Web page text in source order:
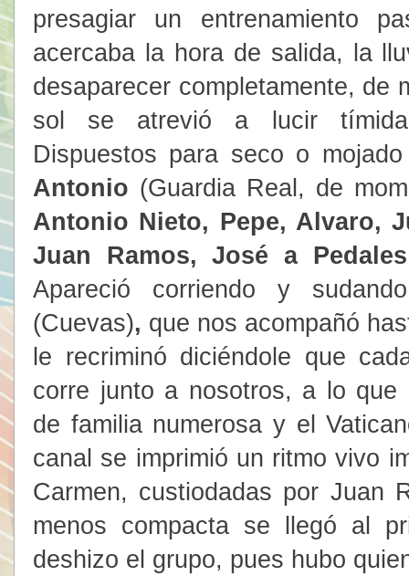
presagiar un entrenamiento
acercaba la hora de salida, la
desaparecer completamente, de
sol se atrevió a lucir
Dispuestos para seco o
Antonio (Guardia Real, de
Antonio Nieto, Pepe, Alvaro,
Juan Ramos, José a
Apareció corriendo y
(Cuevas), que nos acompañó
le recriminó diciéndole que
corre junto a nosotros, a lo que
de familia numerosa y el
canal se imprimió un ritmo vivo
Carmen, custiodadas por Juan
menos compacta se llegó al
deshizo el grupo, pues hubo